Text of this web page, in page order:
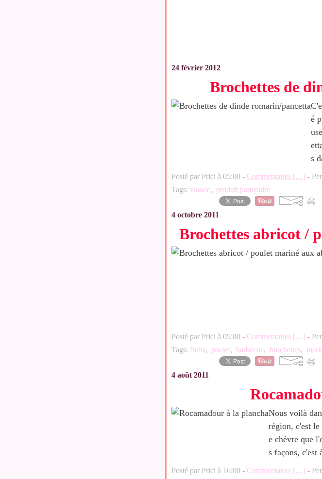
24 février 2012
Brochettes de
é
s
Posté par Prici à 05:00 - Commentaires […] -
Tags: viande, produit partenaire
4 octobre 2011
Brochettes abricot /
Posté par Prici à 05:00 - Commentaires […] -
Tags: fruits, poulet, barbecue, brochettes,
4 août 2011
Nous voilà
région, c'est
e chèvre que
s façons, c'est
Posté par Prici à 16:00 - Commentaires […] -